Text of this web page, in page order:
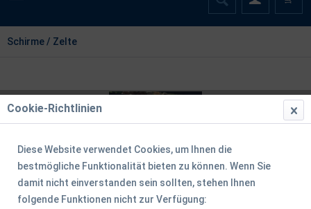
Schirme / Zelte
Cookie-Richtlinien
Diese Website verwendet Cookies, um Ihnen die
bestmögliche Funktionalität bieten zu können. Wenn Sie
damit nicht einverstanden sein sollten, stehen Ihnen
folgende Funktionen nicht zur Verfügung: